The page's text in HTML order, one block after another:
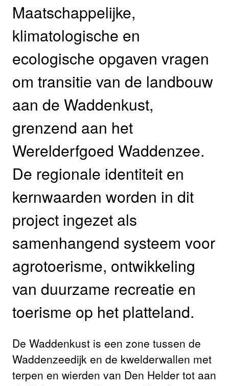
Maatschappelijke,
klimatologische en
ecologische opgaven vragen
om transitie van de landbouw
aan de Waddenkust,
grenzend aan het
Werelderfgoed Waddenzee.
De regionale identiteit en
kernwaarden worden in dit
project ingezet als
samenhangend systeem voor
agrotoerisme, ontwikkeling
van duurzame recreatie en
toerisme op het platteland.
De Waddenkust is een zone tussen de
Waddenzeedijk en de kwelderwallen met
terpen en wierden van Den Helder tot aan